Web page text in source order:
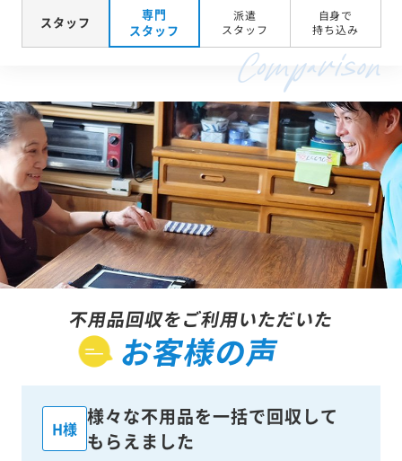
スタッフ
専門
スタッフ
派遣
スタッフ
自身で
持ち込み
不用品回収をご利用いただいた
お客様の声
H様
様々な不用品を一括で回収して
もらえました